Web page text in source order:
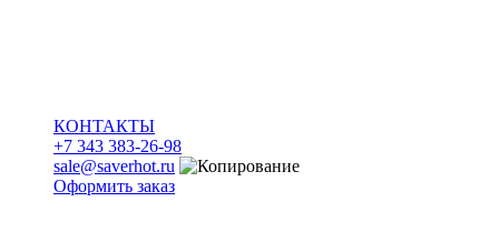
КОНТАКТЫ
+7 343 383-26-98
sale@saverhot.ru
Оформить заказ